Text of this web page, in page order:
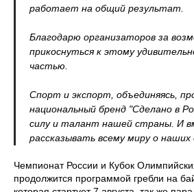
работает на общий результат.
Благодарю организаторов за
прикоснуться к этому
частью.
Спорт и экспорт, объединяясь,
национальный бренд "Сделано в
силу и талант нашей страны. И
рассказывать всему миру о наших
Чемпионат России и Кубок
продолжится программой гребли на